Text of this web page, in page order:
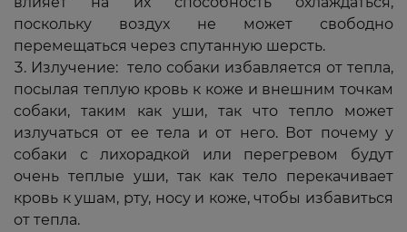
поскольку воздух не может свободно
перемещаться через спутанную шерсть.
Излучение: тело собаки избавляется от тепла,
посылая теплую кровь к коже и внешним точкам
собаки, таким как уши, так что тепло может
излучаться от ее тела и от него. Вот почему у
собаки с лихорадкой или перегревом будут
очень теплые уши, так как тело перекачивает
кровь к ушам, рту, носу и коже, чтобы избавиться
от тепла.